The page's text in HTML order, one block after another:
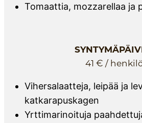
Tomaattia, mozzarellaa ja
41 € /
Vihersalaatteja, leipää ja
katkarapuskagen
Yrttimarinoituja